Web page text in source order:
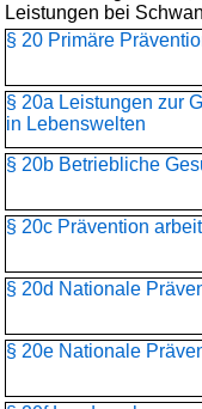
Leistungen bei
§ 20 Primäre
§ 20a Leistungen zur
in Lebenswelten
§ 20b Betriebliche
§ 20c Prävention
§ 20d Nationale
§ 20e Nationale